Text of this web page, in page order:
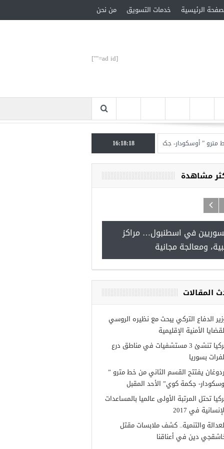
الرئيسية خدمات التسويق من نحن
[ad id=""]
” أوسكودار- جكمة كوي” الأحد المقبل
16:18:19
مشاهدة
في اسطنبول… مراكز
ومعالجة مجانية
المقالات
الدفاع التركي يبحث مع نظيره الروسي
الأمنية الإقليمية
تركيا تنشئ 3 مستشفيات في مناطق درع
بسوريا
يفتتح القسم الثاني من خط مترو ”
جكمة كوي” الأحد المقبل
تحتل المرتبة الأولى عالميا بالمساعدات
في 2017
والتنمية.. كشف ملابسات مقتل
دين في أعناقنا